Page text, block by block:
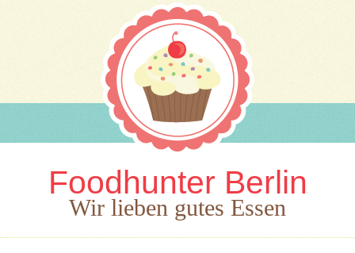
Foodhunter Berlin
Wir lieben gutes Essen